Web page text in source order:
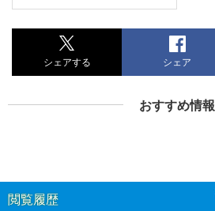
シェアする シェア
おすすめ情報
閲覧履歴